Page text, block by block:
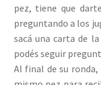
pez, tiene que
preguntando a los
sacá una carta de
podés seguir
Al final de su